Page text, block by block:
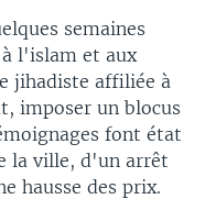
semaines
à l'islam et aux
jihadiste affiliée à
imposer un blocus
font état
la ville, d'un arrêt
hausse des prix.